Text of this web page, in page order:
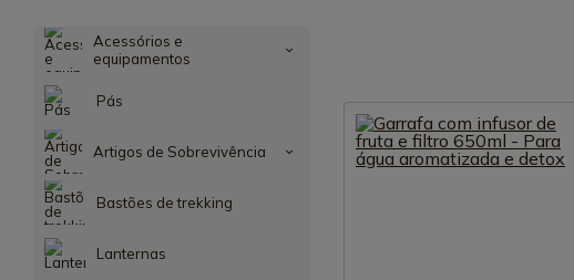
Acessórios e
equipamentos
Pás
Artigos de Sobrevivência
Bastões de trekking
Lanternas